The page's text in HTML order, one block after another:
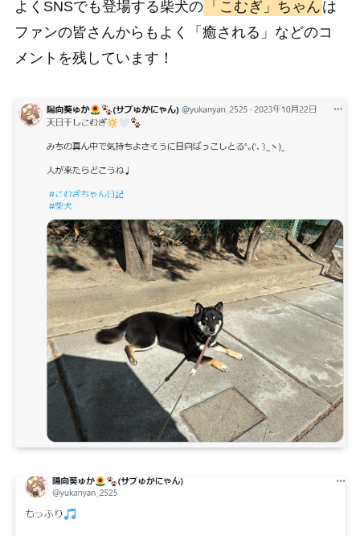
よくSNSでも登場する柴犬の 「こむぎ」ちゃん は
ファンの皆さんからもよく「癒される」などのコ
メントを残しています！